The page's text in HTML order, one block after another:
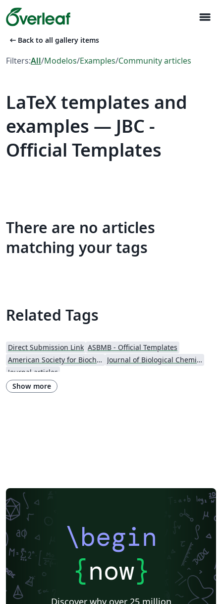
menu
arrow_left_alt Back to all gallery items
Filters:All/Modelos/Examples/Community articles
LaTeX templates and
examples — JBC -
Official Templates
There are no articles
matching your tags
Related Tags
Direct Submission Link ASBMB - Official Templates
American Society for Biochemistry and Molecular Biology (ASBMB)
Journal of Biological Chemistry (JBC)
Journal articles
Show more
\begin
{now}